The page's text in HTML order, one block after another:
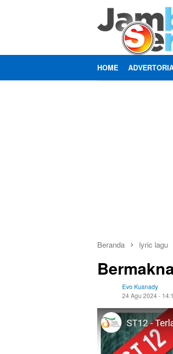
HOME
Beranda lyric lagu
Evo Kusnady
24 Agu 2024 -